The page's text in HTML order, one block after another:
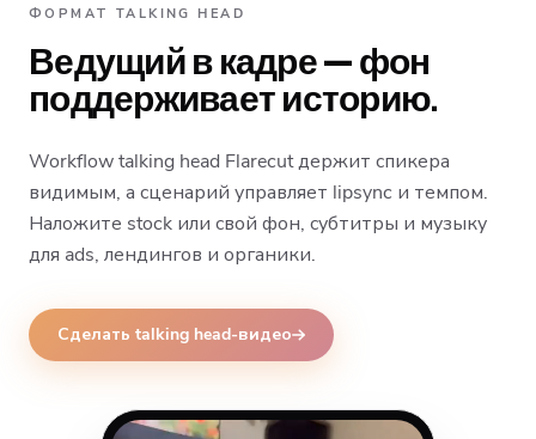
ФОРМАТ TALKING HEAD
Ведущий в кадре — фон
поддерживает историю.
Workflow talking head Flarecut держит спикера
видимым, а сценарий управляет lipsync и темпом.
Наложите stock или свой фон, субтитры и музыку
для ads, лендингов и органики.
Сделать talking head-видео